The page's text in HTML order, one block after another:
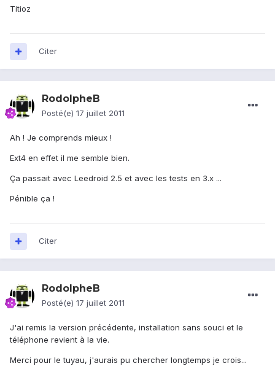
Titioz
Citer
RodolpheB
Posté(e) 17 juillet 2011
Ah ! Je comprends mieux !
Ext4 en effet il me semble bien.
Ça passait avec Leedroid 2.5 et avec les tests en 3.x ...
Pénible ça !
Citer
RodolpheB
Posté(e) 17 juillet 2011
J'ai remis la version précédente, installation sans souci et le
téléphone revient à la vie.
Merci pour le tuyau, j'aurais pu chercher longtemps je crois...